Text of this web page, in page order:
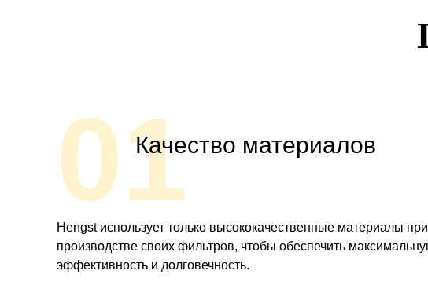
01Качество материалов
Hengst использует только высококачественные материалы при
производстве своих фильтров, чтобы обеспечить
эффективность и долговечность.